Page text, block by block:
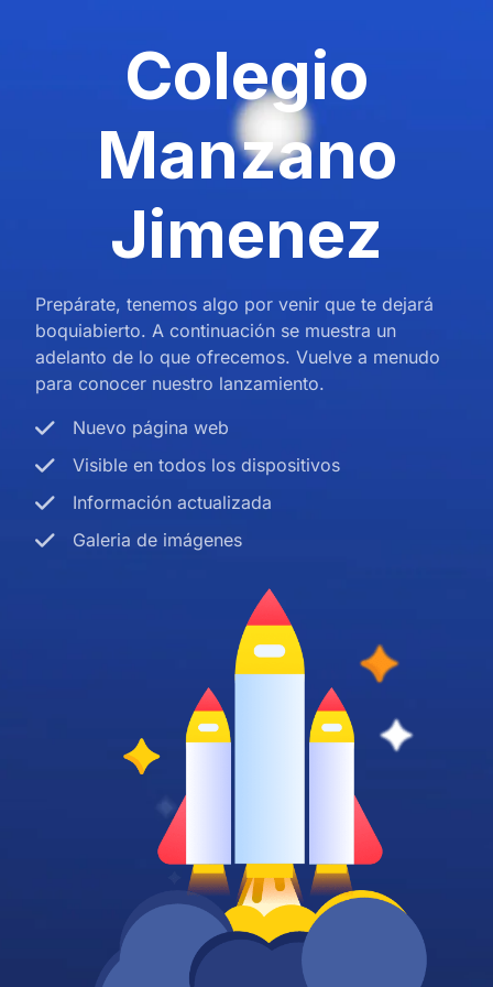
Colegio
Manzano
Jimenez
Prepárate, tenemos algo por venir que te dejará
boquiabierto. A continuación se muestra un
adelanto de lo que ofrecemos. Vuelve a menudo
para conocer nuestro lanzamiento.
Nuevo página web
Visible en todos los dispositivos
Información actualizada
Galeria de imágenes